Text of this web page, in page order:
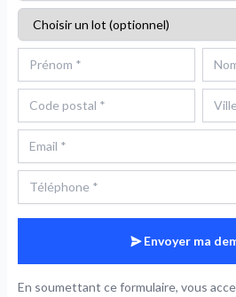
Envoyer ma
En soumettant ce formulaire, vous